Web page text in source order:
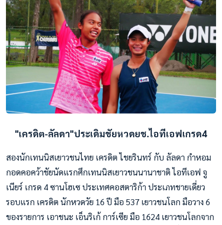
"เครดิต-ลัลดา"ประเดิมชัยหวดยช.ไอทีเอฟเกรด4
สองนักเทนนิสเยาวชนไทย เครดิต ไชยรินทร์ กับ ลัลดา กำหอม
กอดคอคว้าชัยนัดแรกศึกเทนนิสเยาวชนนานาชาติ ไอทีเอฟ จู
เนียร์ เกรด 4 ซานโฮเซ ประเทศคอสตาริก้า ประเภทชายเดี่ยว
รอบแรก เครดิต นักหวดวัย 16 ปี มือ 537 เยาวชนโลก มือวาง 6
ของรายการ เอาชนะ เอ็นริเก้ การ์เซีย มือ 1624 เยาวชนโลกจาก